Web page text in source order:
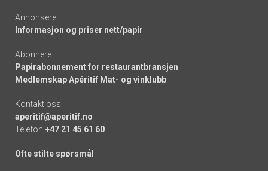
Annonsere:
Informasjon og priser nett/papir
Abonnere:
Papirabonnement for restaurantbransjen
Medlemskap Apéritif Mat- og vinklubb
Kontakt oss:
aperitif@aperitif.no
Telefon +47 21 45 61 60
Ofte stilte spørsmål